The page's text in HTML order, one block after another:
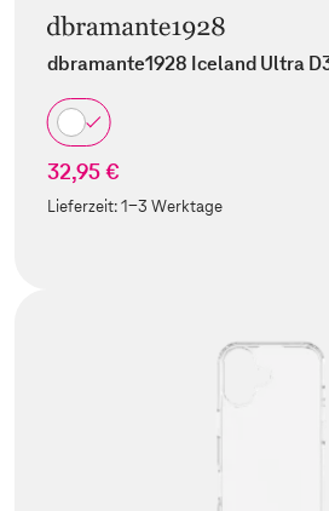
dbramante1928 Iceland Ultra
32,95 €
Lieferzeit:1-3 Werktage